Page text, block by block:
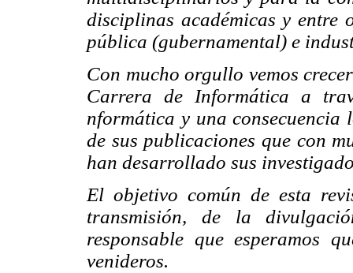
disciplinas académicas y entre
pública (gubernamental) e
Con mucho orgullo vemos
Carrera de Informática a
nformática y una
de sus publicaciones que con
han desarrollado sus
El objetivo común de esta
transmisión, de la
responsable que esperamos
venideros.